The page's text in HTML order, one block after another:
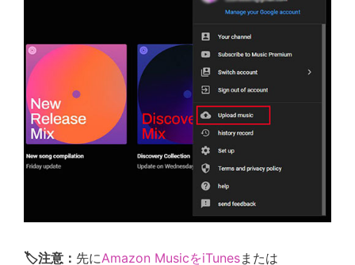
🏷注意： 先にAmazon MusicをiTunesまたは